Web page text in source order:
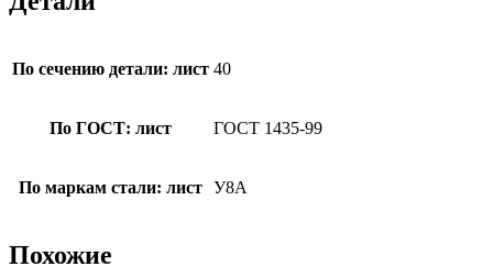
По сечению детали: лист 40
По ГОСТ: лист ГОСТ 1435-99
По маркам стали: лист У8А
Похожие